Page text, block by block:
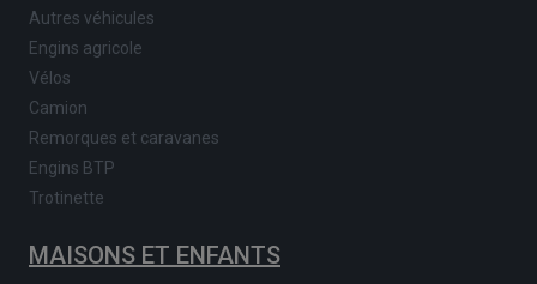
Autres véhicules
Engins agricole
Vélos
Camion
Remorques et caravanes
Engins BTP
Trotinette
MAISONS ET ENFANTS